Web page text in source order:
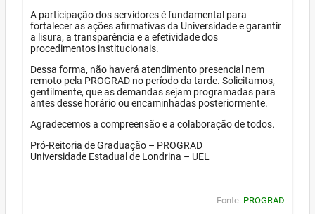
A participação dos servidores é fundamental para
fortalecer as ações afirmativas da Universidade e garantir
a lisura, a transparência e a efetividade dos
procedimentos institucionais.
Dessa forma, não haverá atendimento presencial nem
remoto pela PROGRAD no período da tarde. Solicitamos,
gentilmente, que as demandas sejam programadas para
antes desse horário ou encaminhadas posteriormente.
Agradecemos a compreensão e a colaboração de todos.
Pró-Reitoria de Graduação – PROGRAD
Universidade Estadual de Londrina – UEL
Fonte: PROGRAD